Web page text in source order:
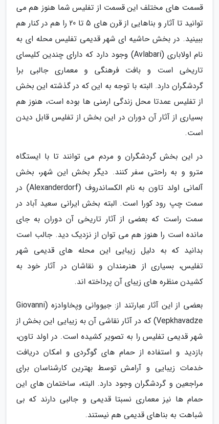
قسمت های مختلف این قسمت از تفلیس شما هنوز هم می
توانید تا آثار و بناهایی از قرن های 5 تا 20 را هم در کنار هم
ببینید. در بخش حاشیه ای شهر قدیمی تفلیس محله ای به
نام اولاباری (Avlabari) وجود دارد که دارای چندین کلیسای
تاریخی است و بافت فرهنگی و معماری جالبی برا
گردشگران دارد. البته با توجه به این که در گذشته این بخش
از تفلیس عمدتا محل زندگی ارمنی ها بوده است، هنوز هم
بسیاری از آثار آن دوران در این بخش از تفلیس قابل دیدن
است.
در این بخش گردشگران و مردم می توانند تا با ایستگاه
مترو و به راحتی سفر کنند. دیگر بخش این شهر، بخش
آلمانی اولد تاون به نام الکساندروف (Alexanderdorf) در
سمت چپ رود کورا است. البته بخش ایرانی سعید آباد در
سمت راست که بعضی از آثار تاریخی آن دوران به جای
مانده است را هنوز هم می توان از نزدیک دید. جالب است
بدانید که به دلیل زیبایی این محله های قدیمی شهر
تفلیس، بسیاری از هنرمندان و نقاشان در آثار خود به
کشیدن منظره های زیبای آن پرداخته اند.
بعضی از این آثار عبارتند از: جیووانی وپخاوادزه (Giovanni
Vepkhavadze) که در آثار نقاشی آن به زیبایی این بخش از
شهر قدیمی تفلیس را به تصویر کشیده است. در اولد تاون،
بازدید و استفاده از حمام های گوگردی و امکان دریافت
خدمات زیبایی و آرامش توسط بهترین کارشناسان برای
مراجعین و گردشگران وجود دارد. البته، ساختمان های این
حمام ها نیز معماری نسبتا قدیمی و جالبی دارند که بی
شباهت به بناهای قدیمی هم نیستند.